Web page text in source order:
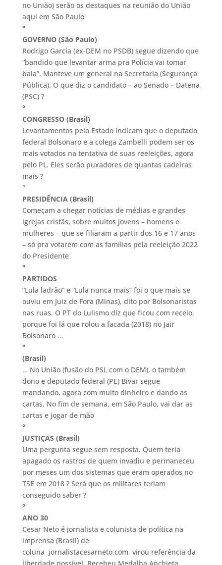
no União) serão os destaques na reunião do União
aqui em São Paulo
°
GOVERNO (São Paulo)
Rodrigo Garcia (ex-DEM no PSDB) segue dizendo que
“bandido que levantar arma pra Polícia vai tomar
bala”. Manteve um general na Secretaria (Segurança
Pública). O que diz o candidato – ao Senado – Datena
(PSC) ?
°
CONGRESSO (Brasil)
Levantamentos pelo Estado indicam que o deputado
federal Bolsonaro e a colega Zambelli podem ser os
mais votados na tentativa de suas reeleições, agora
pelo PL. Eles serão puxadores de quantas cadeiras
mais ?
°
PRESIDÊNCIA (Brasil)
Começam a chegar notícias de médias e grandes
igrejas cristãs, sobre muitos jovens – homens e
mulheres – que se filiaram a partir dos 16 e 17 anos
– só pra votarem com as famílias pela reeleição 2022
do Presidente
°
PARTIDOS
“Lula ladrão” e “Lula nunca mais” foi o que mais se
ouviu em Juiz de Fora (Minas), dito por Bolsonaristas
nas ruas. O PT do Lulismo diz que ficou com receio,
porque foi lá que rolou a facada (2018) no Jair
Bolsonaro …
°
(Brasil)
… No União (fusão do PSL com o DEM), o também
dono e deputado federal (PE) Bivar segue
mandando, agora com muito dinheiro e dando as
cartas. No fim de semana, em São Paulo, vai dar as
cartas e jogar de mão
°
JUSTIÇAS (Brasil)
Uma pergunta segue sem resposta. Quem teria
apagado os rastros de quem invadiu e permaneceu
por meses um dos sistemas que eram operados no
TSE em 2018 ? Será que os militares teriam
conseguido saber ?
°
ANO 30
Cesar Neto é jornalista e colunista de política na
imprensa (Brasil) de
coluna jornalistacesarneto.com virou referência da